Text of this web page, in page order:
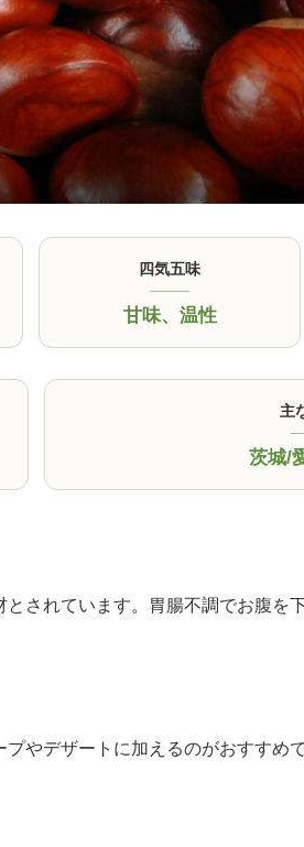
四気五味
甘味、 温性
主
茨城/
されています。胃腸不調でお腹を
やデザートに加えるのがおすすめで